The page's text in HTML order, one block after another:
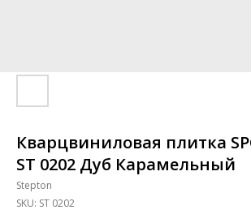
Кварцвиниловая плитка
ST 0202 Дуб Карамельный
Stepton
SKU: ST 0202